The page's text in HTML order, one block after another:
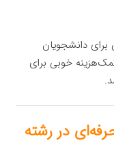
دانشجویان
خوبی برای
در رشته